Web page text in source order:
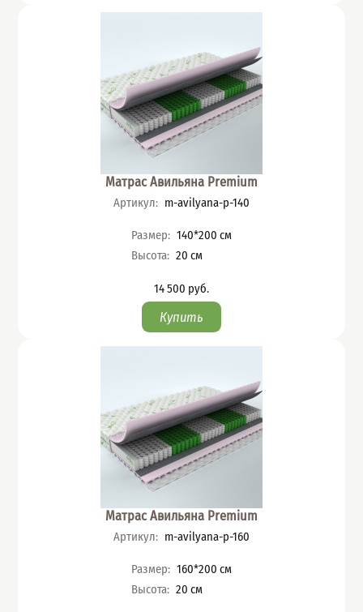
Матрас Авильяна Premium
Артикул: m-avilyana-p-140
Характеристики
Размер: 140*200 см
Высота: 20 см
Цена
14 500 руб.
Матрас Авильяна Premium
Артикул: m-avilyana-p-160
Характеристики
Размер: 160*200 см
Высота: 20 см